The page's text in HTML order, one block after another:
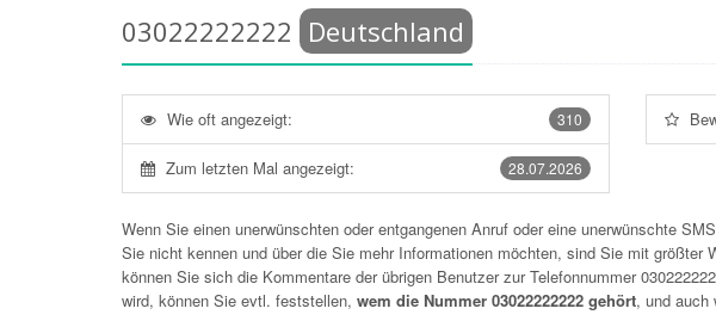
03022222222 Deutschland
310
Wie oft angezeigt:
28.07.2026
Zum letzten Mal angezeigt:
Wenn Sie einen unerwünschten oder entgangenen Anruf oder eine unerwünschte
Sie nicht kennen und über die Sie mehr Informationen möchten, sind Sie mit
können Sie sich die Kommentare der übrigen Benutzer zur Telefonnummer
wird, können Sie evtl. feststellen, wem die Nummer 03022222222 gehört, und auch